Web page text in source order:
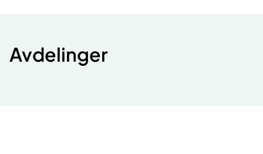
Avdelinger